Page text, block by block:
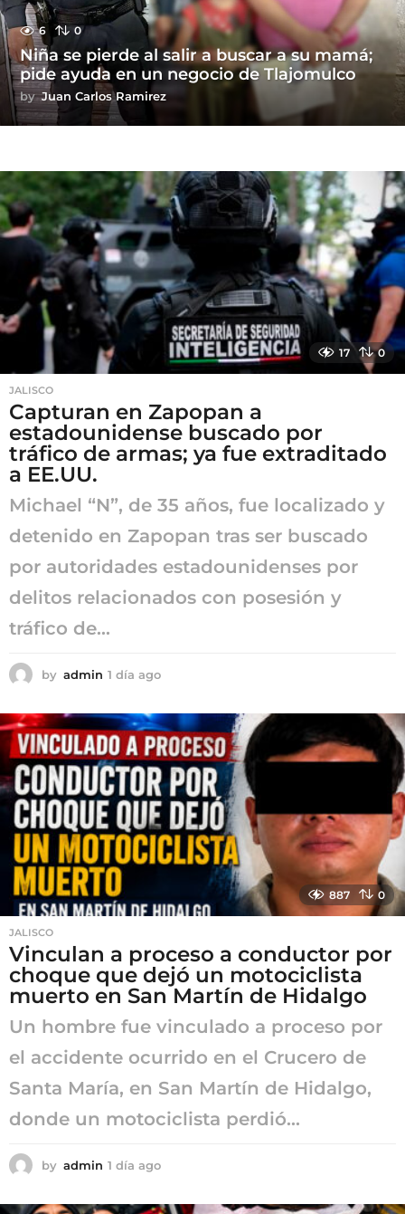
6 0
Niña se pierde al salir a buscar a su mamá;
pide ayuda en un negocio de Tlajomulco
by Juan Carlos Ramirez
17 0
JALISCO
Capturan en Zapopan a
estadounidense buscado por
tráfico de armas; ya fue extraditado
a EE.UU.
Michael “N”, de 35 años, fue localizado y
detenido en Zapopan tras ser buscado
por autoridades estadounidenses por
delitos relacionados con posesión y
tráfico de...
by admin 1 día ago
a
a
g
o
887 0
JALISCO
Vinculan a proceso a conductor por
choque que dejó un motociclista
muerto en San Martín de Hidalgo
Un hombre fue vinculado a proceso por
el accidente ocurrido en el Crucero de
Santa María, en San Martín de Hidalgo,
donde un motociclista perdió...
by admin 1 día ago